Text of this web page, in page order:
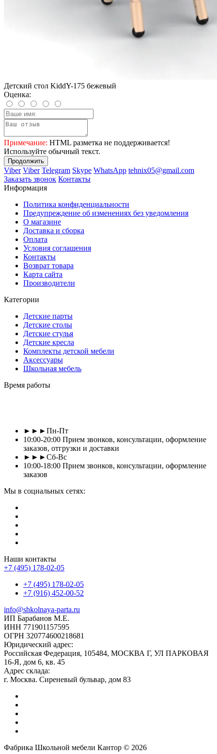
Детский стол KiddY-175 бежевый
Оценка:
Примечание: HTML разметка не поддерживается!
Используйте обычный текст.
Продолжить
Viber Viber Telegram Skype WhatsApp tehnix05@gmail.com
Заказать звонок Контакты
Информация
Политика конфиденциальности
Предупреждение об изменениях без уведомления
О магазине
Доставка и сборка
Оплата
Условия соглашения
Контакты
Возврат товара
Карта сайта
Производители
Категории
Детские парты
Детские столы
Детские стулья
Детские кресла
Комплекты детской мебели
Аксессуары
Школьная мебель
Время работы
►►►Пн-Пт
10:00-20:00 Прием звонков, консультации, оформление
заказов, отгрузки и доставки
►►►Сб-Вс
10:00-18:00 Прием звонков, консультации, оформление
заказов
Мы в социальных сетях:
Наши контакты
+7 (495) 178-02-05
+7 (495) 178-02-05
+7 (916) 452-00-52
info@shkolnaya-parta.ru
ИП Барабанов М.Е.
ИНН 771901157595
ОГРН 320774600218681
Юридический адрес:
Российская Федерация, 105484, МОСКВА Г, УЛ ПАРКОВАЯ
16-Я, дом 6, кв. 45
Адрес склада:
г. Москва. Сиреневый бульвар, дом 83
Фабрика Школьной мебели Кантор © 2026